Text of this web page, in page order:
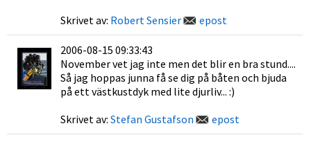
Skrivet av: Robert Sensier epost
2006-08-15 09:33:43
November vet jag inte men det blir en bra stund....
Så jag hoppas junna få se dig på båten och bjuda
på ett västkustdyk med lite djurliv... :)
Skrivet av: Stefan Gustafson epost